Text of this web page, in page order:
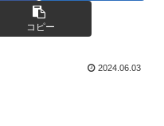
コピー
2024.06.03